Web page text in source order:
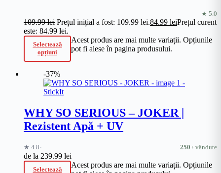
★ 5.0
109.99lei Prețul inițial a fost: 109.99 lei.84.99 leiPrețul curent
este: 84.99 lei.
Selectează
opțiuni
Acest produs are mai multe variații. Opțiunile
pot fi alese în pagina produsului.
-37%
WHY SO SERIOUS – JOKER |
Rezistent Apă + UV
★ 4.8 · 250+ vândute
de la 239.99 lei
Selectează
Acest produs are mai multe variații. Opțiunile